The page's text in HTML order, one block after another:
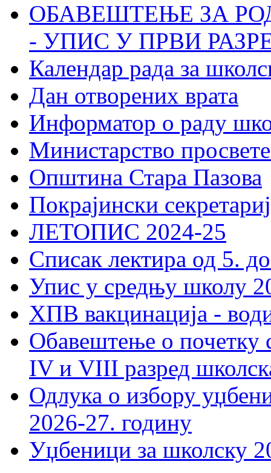
ОБАВЕШТЕЊЕ ЗА
- УПИС У ПРВИ
Календар рада за
Дан отворених врата
Информатор о раду
Министарство
Општина Стара Пазова
Покрајински
ЛЕТОПИС 2024-25
Списак лектира од 5.
Упис у средњу школу
ХПВ вакцинација -
Обавештење о почетку
IV и VIII разред
Одлука о избору
2026-27. годину
Уџбеници за школску